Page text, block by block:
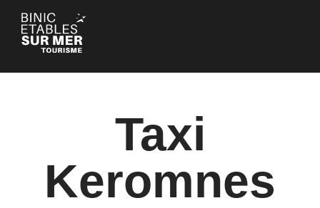
Panneau de gestion des cookies
Taxi
Keromnes